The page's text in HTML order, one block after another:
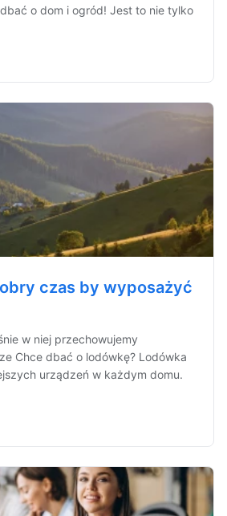
o dom i ogród! Jest to nie tylko
czas by wyposażyć
w niej przechowujemy
Chce dbać o lodówkę? Lodówka
urządzeń w każdym domu.